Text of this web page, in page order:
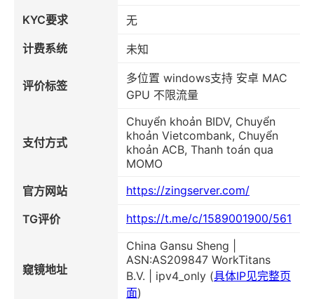
KYC要求
无
计费系统
未知
评价标签
多位置 windows支持 安卓 MAC
GPU 不限流量
支付方式
Chuyển khoản BIDV, Chuyển
khoản Vietcombank, Chuyển
khoản ACB, Thanh toán qua
MOMO
官方网站
https://zingserver.com/
TG评价 https://t.me/c/1589001900/561
窥镜地址
China Gansu Sheng |
ASN:AS209847 WorkTitans
B.V. | ipv4_only (具体IP见完整页
面)